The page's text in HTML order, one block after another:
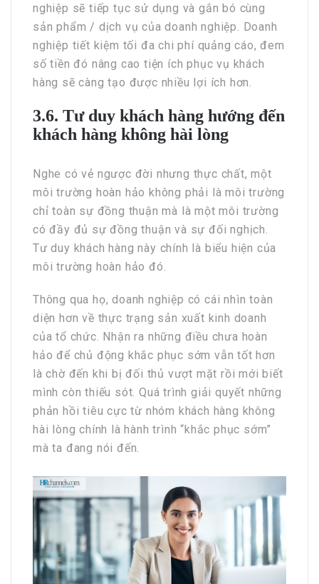
nghiệp sẽ tiếp tục sử dụng và gắn bó cùng
sản phẩm / dịch vụ của doanh nghiệp. Doanh
nghiệp tiết kiệm tối đa chi phí quảng cáo, đem
số tiền đó nâng cao tiện ích phục vụ khách
hàng sẽ càng tạo được nhiều lợi ích hơn.
3.6. Tư duy khách hàng hướng đến
khách hàng không hài lòng
Nghe có vẻ ngược đời nhưng thực chất, một
môi trường hoàn hảo không phải là môi trường
chỉ toàn sự đồng thuận mà là một môi trường
có đầy đủ sự đồng thuận và sự đối nghịch.
Tư duy khách hàng này chính là biểu hiện của
môi trường hoàn hảo đó.
Thông qua họ, doanh nghiệp có cái nhìn toàn
diện hơn về thực trạng sản xuất kinh doanh
của tổ chức. Nhận ra những điều chưa hoàn
hảo để chủ động khắc phục sớm vẫn tốt hơn
là chờ đến khi bị đối thủ vượt mặt rồi mới biết
mình còn thiếu sót. Quá trình giải quyết những
phản hồi tiêu cực từ nhóm khách hàng không
hài lòng chính là hành trình “khắc phục sớm”
mà ta đang nói đến.